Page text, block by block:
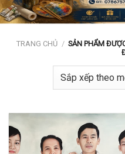
TRANG CHỦ / SẢN PHẨM